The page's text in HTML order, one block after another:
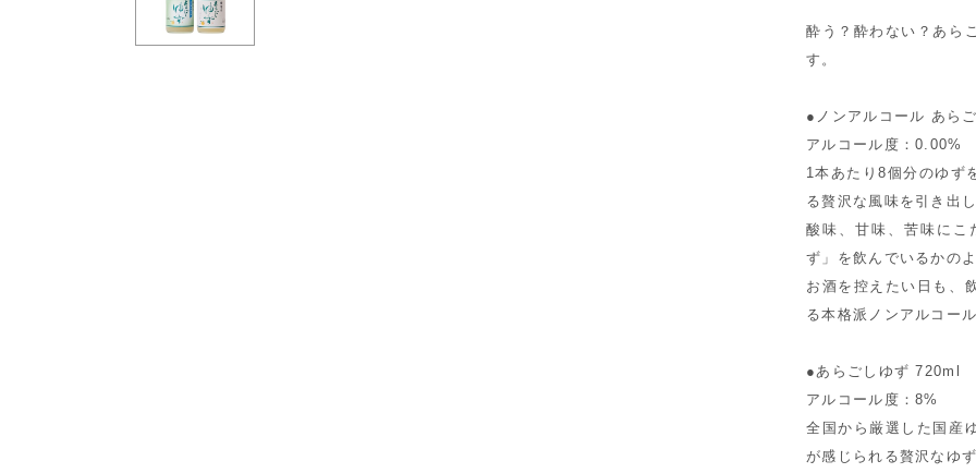
酔う？酔わない？あら
す。
●ノンアルコール あら
アルコール度：0.00%
1本あたり8個分のゆず
る贅沢な風味を引き出し
酸味、甘味、苦味にこ
ず」を飲んでいるかの
お酒を控えたい日も、
る本格派ノンアルコー
●あらごしゆず 720ml
アルコール度：8%
全国から厳選した国産
が感じられる贅沢なゆず